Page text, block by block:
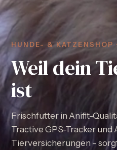
HUNDE- & KATZENSHOP
Weil dein
ist
Frischfutter in Anifit-
Tractive GPS-Tracker und
Tierversicherungen –